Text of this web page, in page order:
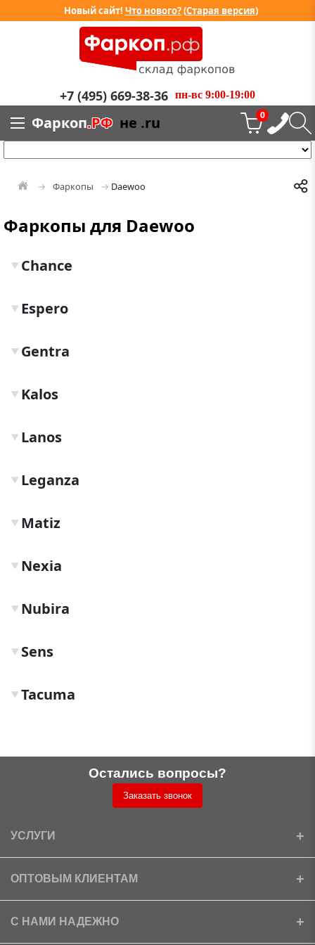
Новый сайт! Что нового?(Старая версия)
+7 (495) 669-38-36 пн-вс 9:00-19:00
Фаркоп.РФ не .ru 0
Фаркопы Daewoo
Фаркопы для Daewoo
Chance
▼
Espero
▼
Gentra
▼
Kalos
▼
Lanos
▼
Leganza
▼
Matiz
▼
Nexia
▼
Nubira
▼
Sens
▼
Tacuma
▼
Остались вопросы?
Заказать звонок
УСЛУГИ
Установка
Доставка
ОПТОВЫМ КЛИЕНТАМ
Ищем партнеров
С НАМИ НАДЕЖНО